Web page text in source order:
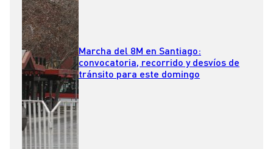
Marcha del 8M en Santiago:
convocatoria, recorrido y desvíos de
tránsito para este domingo